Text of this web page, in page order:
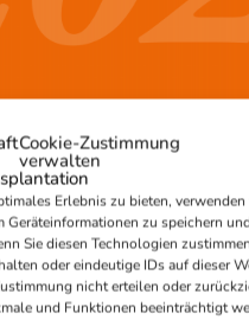
Cookie-Zustimmung
verwalten
Erlebnis zu bieten,
Geräteinformationen zu speichern
Sie diesen Technologien
oder eindeutige IDs auf dieser
nicht erteilen oder
und Funktionen beeinträchtigt
auf Rekordniveau:
spendeten in 2023